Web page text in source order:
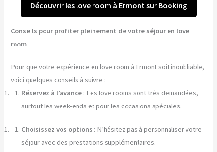
Découvrir les love room à Ermont sur Booking
Conseils pour profiter pleinement de votre séjour en love
room
Pour que votre expérience en love room à Ermont soit inoubliable,
voici quelques conseils à suivre :
Réservez à l’avance : Les love rooms sont très demandées,
surtout les week-ends et pour les occasions spéciales.
Choisissez vos options : N’hésitez pas à personnaliser votre
séjour avec des prestations supplémentaires.